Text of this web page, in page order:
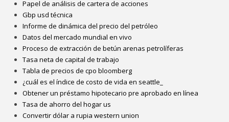
Papel de análisis de cartera de acciones
Gbp usd técnica
Informe de dinámica del precio del petróleo
Datos del mercado mundial en vivo
Proceso de extracción de betún arenas petrolíferas
Tasa neta de capital de trabajo
Tabla de precios de cpo bloomberg
¿cuál es el índice de costo de vida en seattle_
Obtener un préstamo hipotecario pre aprobado en línea
Tasa de ahorro del hogar us
Convertir dólar a rupia western union